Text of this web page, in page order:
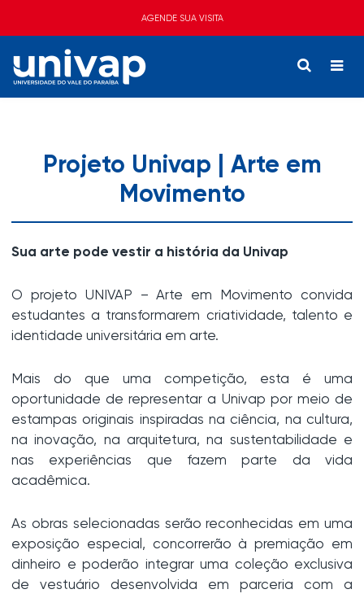
AGENDE SUA VISITA
Projeto Univap | Arte em
Movimento
Sua arte pode vestir a história da Univap
O projeto UNIVAP – Arte em Movimento convida
estudantes a transformarem criatividade, talento e
identidade universitária em arte.
Mais do que uma competição, esta é uma
oportunidade de representar a Univap por meio de
estampas originais inspiradas na ciência, na cultura,
na inovação, na arquitetura, na sustentabilidade e
nas experiências que fazem parte da vida
acadêmica.
As obras selecionadas serão reconhecidas em uma
exposição especial, concorrerão à premiação em
dinheiro e poderão integrar uma coleção exclusiva
de vestuário desenvolvida em parceria com a